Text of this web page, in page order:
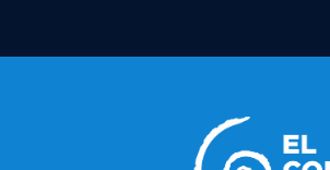
content